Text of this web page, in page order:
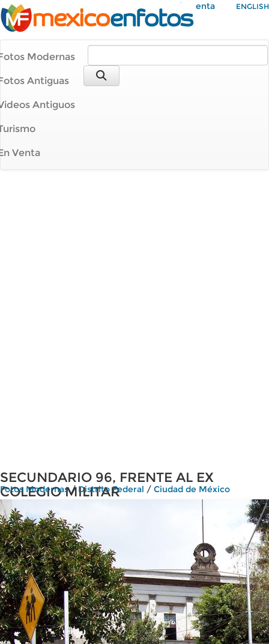
Mi Cuenta ENGLISH
Modernas
Antiguas
Antiguos
Venta
SECUNDARIO 96, FRENTE AL EX
COLEGIO MILITAR
Fotos Modernas/Distrito Federal / Ciudad de México